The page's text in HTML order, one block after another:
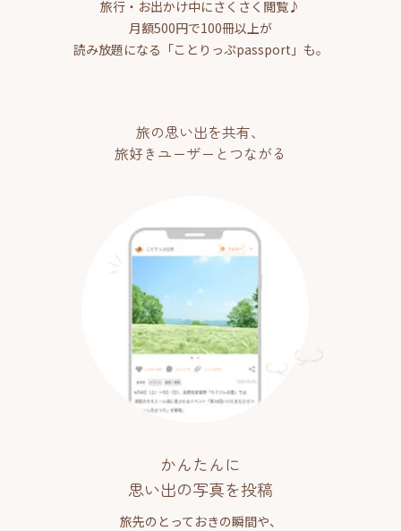
旅行・お出かけ中にさくさく閲覧♪
月額500円で100冊以上が
読み放題になる「ことりっぷpassport」も。
旅の思い出を共有、
旅好きユーザーとつながる
かんたんに
思い出の写真を投稿
旅先のとっておきの瞬間や、